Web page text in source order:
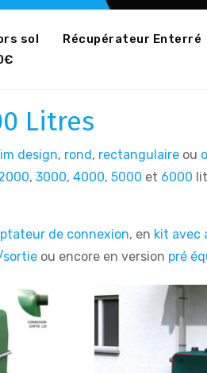
sol Récupérateur Enterré
Litres
design, rond, rectangulaire ou
, 3000, 4000, 5000 et 6000
de connexion, en kit avec
sortie ou encore en version pré